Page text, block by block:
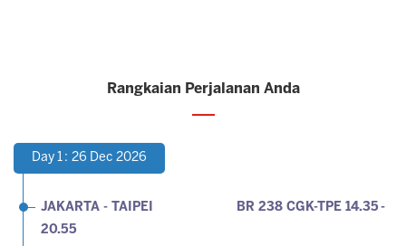
Rangkaian Perjalanan Anda
Day 1 : 26 Dec 2026
JAKARTA - TAIPEI BR 238 CGK-TPE 14.35 -
20.55